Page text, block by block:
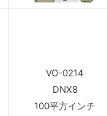
VO-0214
DNX8
100平方インチ